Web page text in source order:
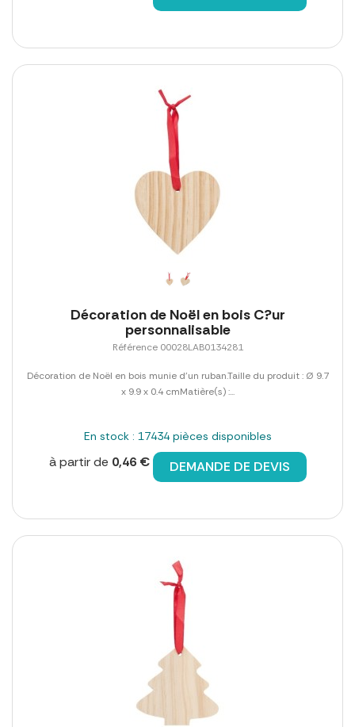
Décoration de Noël en bois C?ur
personnalisable
Référence 00028LAB0134281
Décoration de Noël en bois munie d'un ruban.Taille du produit : Ø 9.7
x 9.9 x 0.4 cmMatière(s) :...
En stock : 17434 pièces disponibles
à partir de 0,46 € DEMANDE DE DEVIS